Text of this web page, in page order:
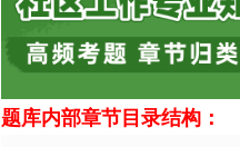
题库内部章节目录结构：